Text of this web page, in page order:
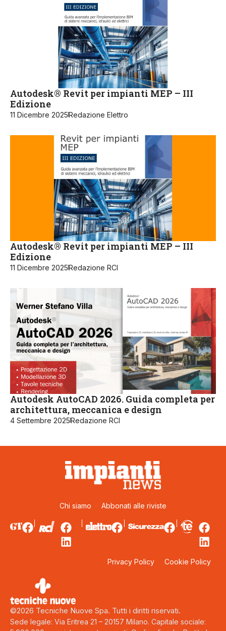
Autodesk® Revit per impianti MEP – III
Edizione
11 Dicembre 2025Redazione Elettro
Autodesk® Revit per impianti MEP – III
Edizione
11 Dicembre 2025Redazione RCI
Autodesk AutoCAD 2026. Guida completa per
architettura, meccanica e design
4 Settembre 2025Redazione RCI
Chi siamo Abbonati alle riviste
Privacy Policy Cookie Policy
©2026 Tecniche Nuove Spa. Tutti i diritti riservati.
Sede legale: Via Eritrea 21 – 20157 Milano. Capitale sociale: